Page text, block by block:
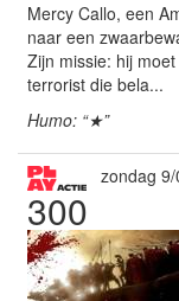
Mercy Callo, een
naar een
Zijn missie: hij
terrorist die bela...
Humo: “★”
zondag
300